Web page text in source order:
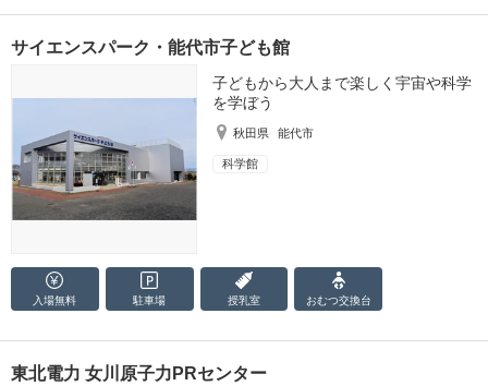
サイエンスパーク・能代市子ども館
子どもから大人まで楽しく宇宙や科学
を学ぼう
秋田県 能代市
科学館
入場無料 駐車場 授乳室 おむつ交換台
東北電力 女川原子力PRセンター